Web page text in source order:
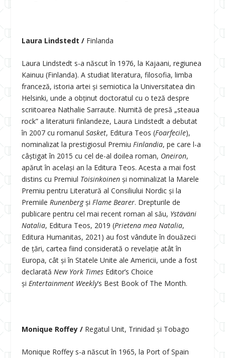
Laura Lindstedt / Finlanda
Laura Lindstedt s-a născut în 1976, la Kajaani, regiunea
Kainuu (Finlanda). A studiat literatura, filosofia, limba
franceză, istoria artei și semiotica la Universitatea din
Helsinki, unde a obținut doctoratul cu o teză despre
scriitoarea Nathalie Sarraute. Numită de presă „steaua
rock” a literaturii finlandeze, Laura Lindstedt a debutat
în 2007 cu romanul Sasket, Editura Teos (Foarfecile),
nominalizat la prestigiosul Premiu Finlandia, pe care l-a
câștigat în 2015 cu cel de-al doilea roman, Oneiron,
apărut în același an la Editura Teos. Acesta a mai fost
distins cu Premiul Toisinkoinenși nominalizat la Marele
Premiu pentru Literatură al Consiliului Nordic și la
Premiile Runenbergși Flame Bearer. Drepturile de
publicare pentru cel mai recent roman al său, Ystäväni
Natalia, Editura Teos, 2019 (Prietena mea Natalia,
Editura Humanitas, 2021) au fost vândute în douăzeci
de țări, cartea fiind considerată o revelație atât în
Europa, cât și în Statele Unite ale Americii, unde a fost
declarată New York TimesEditor’s Choice
și Entertainment Weekly’s Best Book of The Month.
Monique Roffey / Regatul Unit, Trinidad și Tobago
Monique Roffey s-a născut în 1965, la Port of Spain